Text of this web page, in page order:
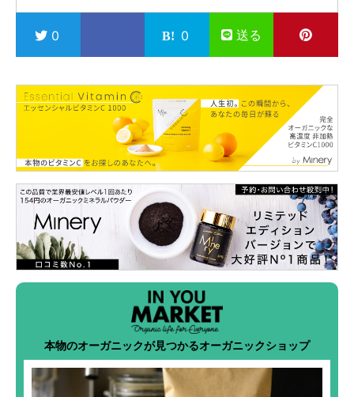
0 0 送る
本物のオーガニックが見つかるオーガニックショップ